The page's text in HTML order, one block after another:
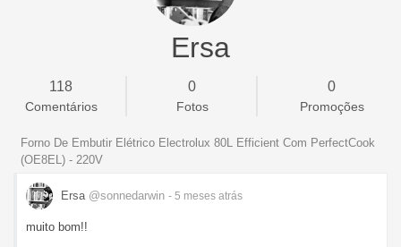
Ersa
118
Comentários
0
Fotos
0
Promoções
Forno De Embutir Elétrico Electrolux 80L Efficient Com PerfectCook
(OE8EL) - 220V
Ersa @sonnedarwin - 5 meses atrás
muito bom!!